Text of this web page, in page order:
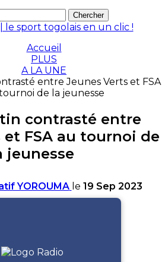
Accueil
PLUS
A LA UNE
entre Jeunes Verts et FSA
de la jeunesse
contrasté entre
et FSA au tournoi de
jeunesse
YOROUMA le 19 Sep 2023